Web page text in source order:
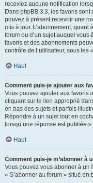
receviez aucune notification
Dans phpBB 3.3, les favoris
pouvez à présent recevoir une
mis à jour. L’abonnement, quant
forum ou d’un sujet auquel
favoris et des abonnements
contrôle de l’utilisateur, sous les
Haut
Comment puis-je ajouter aux
Vous pouvez ajouter aux favoris
cliquant sur le lien approprié
en bas des sujets et parfois
Répondre à un sujet tout en
lorsqu’une réponse est publiée
Haut
Comment puis-je m’abonner à
Vous pouvez vous abonner à un
« S’abonner au forum » situé en